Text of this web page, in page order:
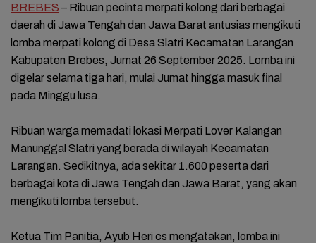
BREBES – Ribuan pecinta merpati kolong dari berbagai
daerah di Jawa Tengah dan Jawa Barat antusias mengikuti
lomba merpati kolong di Desa Slatri Kecamatan Larangan
Kabupaten Brebes, Jumat 26 September 2025. Lomba ini
digelar selama tiga hari, mulai Jumat hingga masuk final
pada Minggu lusa.
Ribuan warga memadati lokasi Merpati Lover Kalangan
Manunggal Slatri yang berada di wilayah Kecamatan
Larangan. Sedikitnya, ada sekitar 1.600 peserta dari
berbagai kota di Jawa Tengah dan Jawa Barat, yang akan
mengikuti lomba tersebut.
Ketua Tim Panitia, Ayub Heri cs mengatakan, lomba ini